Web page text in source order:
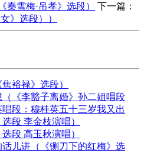
秦雪梅·吊孝》选段）
下一篇：
》选段））
裕禄》选段）
《李豁子离婚》孙二姐唱段
唱段：穆桂英五十三岁我又出
段 李金枝演唱）
段 高玉秋演唱）
儿讲（《铡刀下的红梅》选